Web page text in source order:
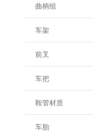
曲柄组
车架
前叉
车把
鞍管材质
车胎